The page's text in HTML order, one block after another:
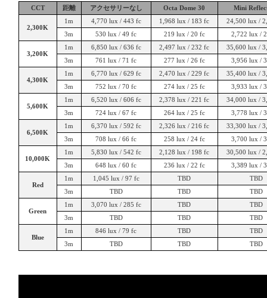
CCT 距離 アクセサリーなし Octa Dome 30 Mini
2,300K
1m 4,770 lux / 443 fc 1,968 lux / 183 fc
24,500 lux /
3m
530 lux / 49 fc 219 lux / 20 fc 2,722 lux /
3,200K
1m 6,850 lux / 636 fc 2,497 lux / 232 fc
35,600 lux /
3m
761 lux / 71 fc 277 lux / 26 fc 3,956 lux /
4,300K
1m 6,770 lux / 629 fc 2,470 lux / 229 fc
35,400 lux /
3m
752 lux / 70 fc 274 lux / 25 fc 3,933 lux /
5,600K
1m 6,520 lux / 606 fc 2,378 lux / 221 fc
34,000 lux /
3m
724 lux / 67 fc 264 lux / 25 fc 3,778 lux /
6,500K
1m 6,370 lux / 592 fc 2,326 lux / 216 fc
33,300 lux /
3m
708 lux / 66 fc 258 lux / 24 fc 3,700 lux /
10,000K
1m 5,830 lux / 542 fc 2,128 lux / 198 fc
30,500 lux /
3m
648 lux / 60 fc 236 lux / 22 fc 3,389 lux /
Red
1m 1,045 lux / 97 fc TBD
TBD
3m
TBD TBD TBD
Green
1m 3,070 lux / 285 fc TBD
TBD
3m
TBD TBD TBD
Blue
1m 846 lux / 79 fc TBD
TBD
3m
TBD TBD TBD